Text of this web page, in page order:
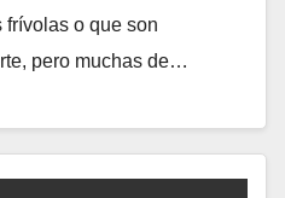
o que son
pero muchas de…